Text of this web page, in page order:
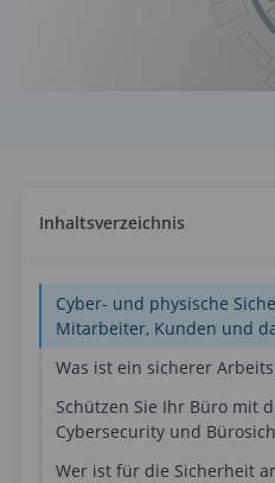
Arbeitsplatz
Bürolösungen
steigern
Group Calendar
Inhaltsverzeichnis
Cyber- und physische
Mitarbeiter, Kunden und
Was ist ein sicherer
Schützen Sie Ihr Büro mit
Cybersecurity und
Tipps zur Cyber-Sicherheit
Wer ist für die Sicherheit